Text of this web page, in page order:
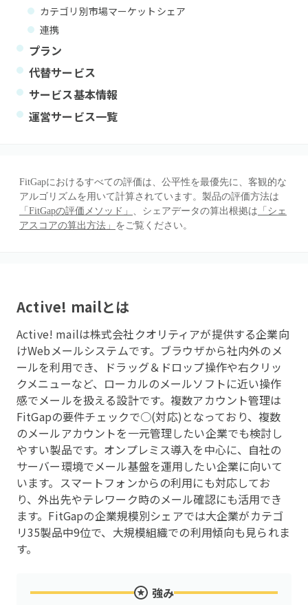
カテゴリ別市場マーケットシェア
連携
プラン
代替サービス
サービス基本情報
運営サービス一覧
FitGapにおけるすべての評価は、公平性を最優先に、客観的な
アルゴリズムを用いて計算されています。製品の評価方法は
「FitGapの評価メソッド」 、シェアデータの算出根拠は 「シェ
アスコアの算出方法」 をご覧ください。
Active! mailとは
Active! mailは株式会社クオリティアが提供する企業向
けWebメールシステムです。ブラウザから社内外のメ
ールを利用でき、ドラッグ＆ドロップ操作や右クリッ
クメニューなど、ローカルのメールソフトに近い操作
感でメールを扱える設計です。複数アカウント管理は
FitGapの要件チェックで○(対応)となっており、複数
のメールアカウントを一元管理したい企業でも検討し
やすい製品です。オンプレミス導入を中心に、自社の
サーバー環境でメール基盤を運用したい企業に向いて
います。スマートフォンからの利用にも対応してお
り、外出先やテレワーク時のメール確認にも活用でき
ます。FitGapの企業規模別シェアでは大企業がカテゴ
リ35製品中9位で、大規模組織での利用傾向も見られま
す。
強み